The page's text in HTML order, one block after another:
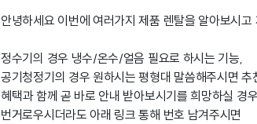
안녕하세요 이번에 여러가지 제품 렌탈을 알아보시
정수기의 경우 냉수/온수/얼음 필요로 하시는 기능,
공기청정기의 경우 원하시는 평형대 말씀해주시면 추
혜택과 함께 곧 바로 안내 받아보시기를 희망하실 경우
번거로우시더라도 아래 링크 통해 번호 남겨주시면